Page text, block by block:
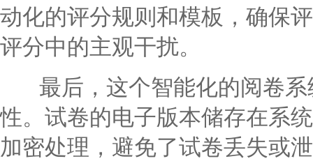
动化的评分规则和模板，确保
评分中的主观干扰。
最后，这个智能化的阅卷系
性。试卷的电子版本储存在系
加密处理，避免了试卷丢失或